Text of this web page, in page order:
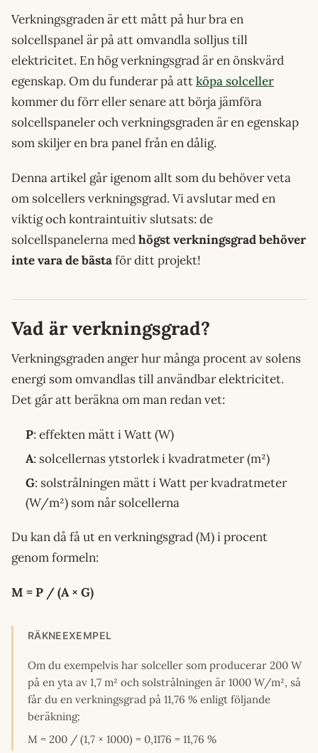
Verkningsgraden är ett mått på hur bra en
solcellspanel är på att omvandla solljus till
elektricitet. En hög verkningsgrad är en önskvärd
egenskap. Om du funderar på attköpa solceller
kommer du förr eller senare att börja jämföra
solcellspaneler och verkningsgraden är en egenskap
som skiljer en bra panel från en dålig.
Denna artikel går igenom allt som du behöver veta
om solcellers verkningsgrad. Vi avslutar med en
viktig och kontraintuitiv slutsats: de
solcellspanelerna medhögst verkningsgrad behöver
inte vara de bästaför ditt projekt!
Vad är verkningsgrad?
Verkningsgraden anger hur många procent av solens
energi som omvandlas till användbar elektricitet.
Det går att beräkna om man redan vet:
P: effekten mätt i Watt (W)
A: solcellernas ytstorlek i kvadratmeter (m²)
G: solstrålningen mätt i Watt per kvadratmeter
(W/m²) som når solcellerna
Du kan då få ut en verkningsgrad (M) i procent
genom formeln:
M = P / (A × G)
RÄKNEEXEMPEL
Om du exempelvis har solceller som producerar 200 W
på en yta av 1,7 m² och solstrålningen är 1000 W/m², så
får du en verkningsgrad på 11,76 % enligt följande
beräkning:
M = 200 / (1,7 × 1000) = 0,1176 = 11,76 %